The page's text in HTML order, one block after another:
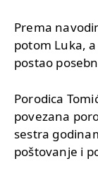
Prema
potom Luka,
postao
Porodica
povezana
sestra
poštovanje i